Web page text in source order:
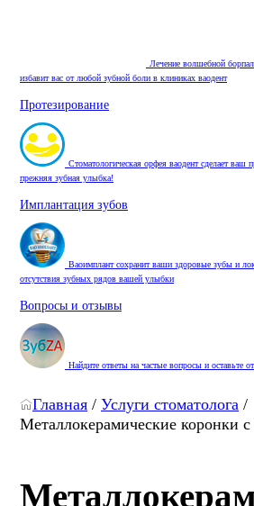
Лечение волшебной
избавит вас от любой зубной боли в клиниках ваодент
Протезирование
Стоматологическая орфея ваодент сделает
прежняя зубная улыбка!
Имплантация зубов
Ваоимплант сохранит ваши здоровые зубы и
отсутствия зубных рядов вашей улыбки
Вопросы и отзывы
Найдите ответы на частые вопросы и оставьте
Главная / Услуги стоматолога /
Металлокерамические коронки